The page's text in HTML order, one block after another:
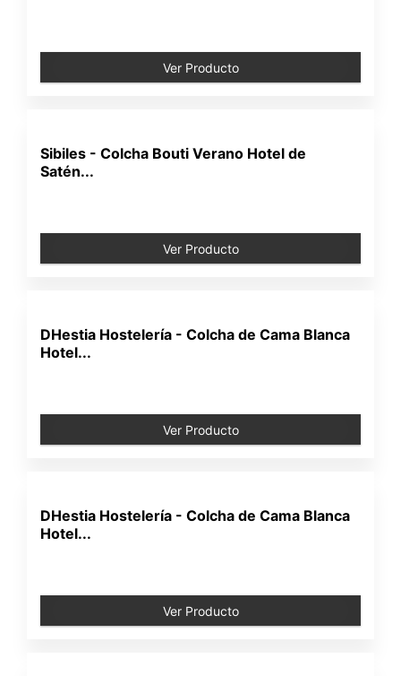
Ver Producto
Sibiles - Colcha Bouti Verano Hotel de
Satén...
Ver Producto
DHestia Hostelería - Colcha de Cama Blanca
Hotel...
Ver Producto
DHestia Hostelería - Colcha de Cama Blanca
Hotel...
Ver Producto